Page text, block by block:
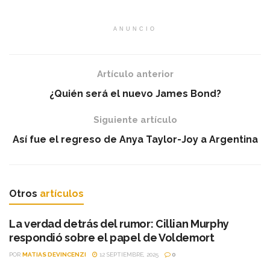
ANUNCIO
Artículo anterior
¿Quién será el nuevo James Bond?
Siguiente artículo
Así fue el regreso de Anya Taylor-Joy a Argentina
Otros artículos
La verdad detrás del rumor: Cillian Murphy
respondió sobre el papel de Voldemort
POR MATIAS DEVINCENZI 12 SEPTIEMBRE, 2025 0